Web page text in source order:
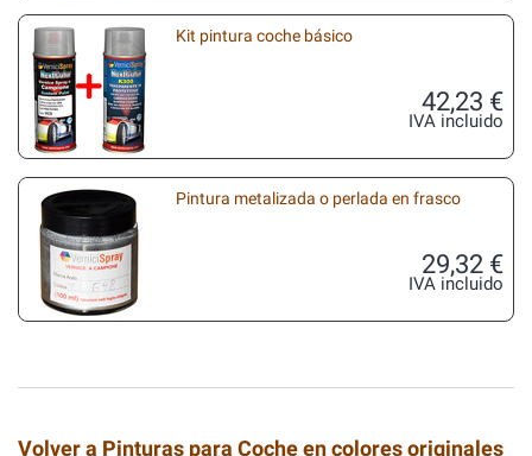
Kit pintura coche básico
42,23 €
IVA incluido
Pintura metalizada o perlada en frasco
29,32 €
IVA incluido
Volver a Pinturas para Coche en colores originales